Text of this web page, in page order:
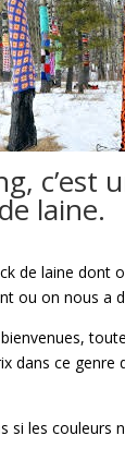
c’est
laine.
de laine dont
ou on nous a
dans ce
les couleurs